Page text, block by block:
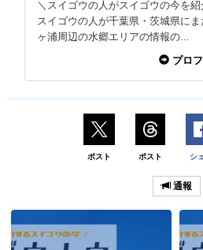
＼スイゴウの人がスイゴウの今を
スイゴウの人が千葉県・茨城県に
ヶ浦周辺の水郷エリアの情報の...
プロフ
ポスト ポスト シ
通報